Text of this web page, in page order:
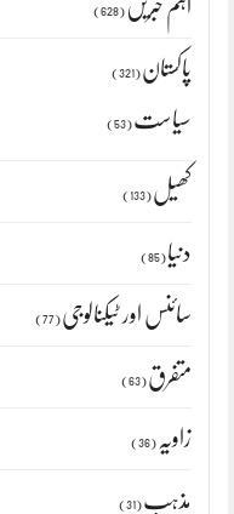
اہم خبریں (628)
پاکستان (321)
سیاست (53)
کھیل (133)
دنیا (85)
سائنس اور ٹیکنالوجی (77)
متفرق (63)
زاویہ (36)
مذہب (31)